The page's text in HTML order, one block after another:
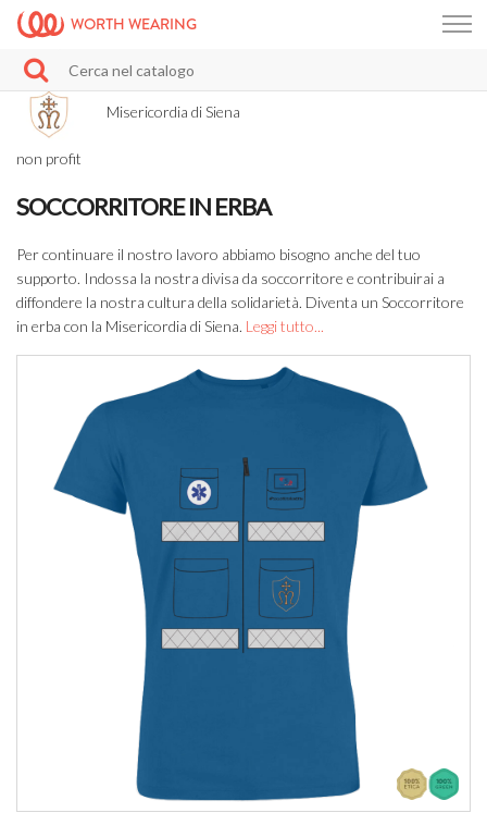
WORTH WEARING
Misericordia di Siena
non profit
SOCCORRITORE IN ERBA
Per continuare il nostro lavoro abbiamo bisogno anche del tuo
supporto. Indossa la nostra divisa da soccorritore e contribuirai a
diffondere la nostra cultura della solidarietà. Diventa un Soccorritore
in erba con la Misericordia di Siena. Leggi tutto...